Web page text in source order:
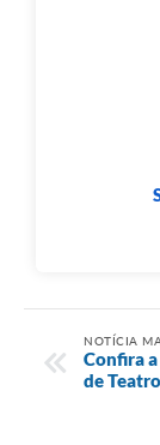
NOTÍCIA
Confira
de